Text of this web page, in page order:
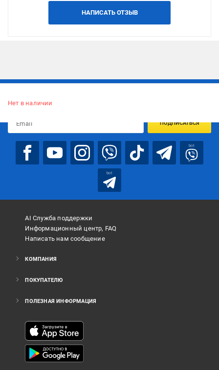
НАПИСАТЬ ОТЗЫВ
Нет в наличии
ПОДПИСАТЬСЯ
bot
bot
AI Служба поддержки
Информационный центр, FAQ
Написать нам сообщение
КОМПАНИЯ
ПОКУПАТЕЛЮ
ПОЛЕЗНАЯ ИНФОРМАЦИЯ